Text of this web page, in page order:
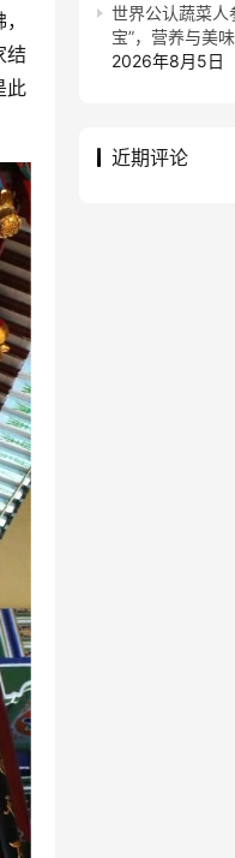
结
此
世界公认蔬菜人
宝”，营养与美
2026年8月5日
近期评论